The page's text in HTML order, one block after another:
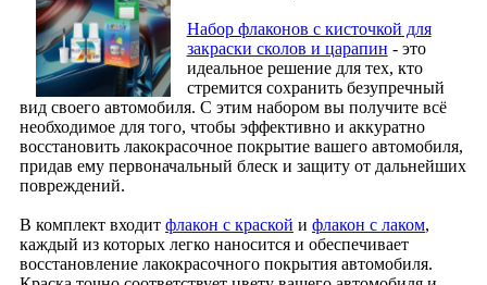
Набор флаконов с кисточкой для
закраски сколов и царапин - это
идеальное решение для тех, кто
стремится сохранить безупречный
вид своего автомобиля. С этим набором вы получите всё
необходимое для того, чтобы эффективно и аккуратно
восстановить лакокрасочное покрытие вашего автомобиля,
придав ему первоначальный блеск и защиту от дальнейших
повреждений.
В комплект входит флакон с краской и флакон с лаком,
каждый из которых легко наносится и обеспечивает
восстановление лакокрасочного покрытия автомобиля.